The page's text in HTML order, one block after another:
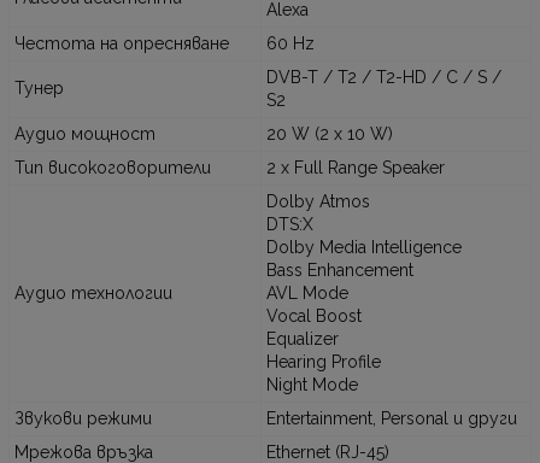
Alexa
Честота на опресняване
60 Hz
Тунер
DVB-T / T2 / T2-HD / C / S /
S2
Аудио мощност
20 W (2 x 10 W)
Тип високоговорители
2 x Full Range Speaker
Аудио технологии
Dolby Atmos
DTS:X
Dolby Media Intelligence
Bass Enhancement
AVL Mode
Vocal Boost
Equalizer
Hearing Profile
Night Mode
Звукови режими
Entertainment, Personal и други
Мрежова връзка
Ethernet (RJ-45)